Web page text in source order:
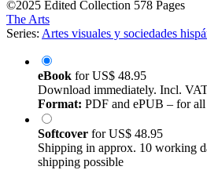
©2025 Edited Collection 578 Pages
The Arts
Series: Artes visuales y sociedades
eBook forUS$ 48.95
Download immediately. Incl.
Format: PDF and ePUB – for all
Softcover forUS$ 48.95
Shipping in approx. 10 working
shipping possible